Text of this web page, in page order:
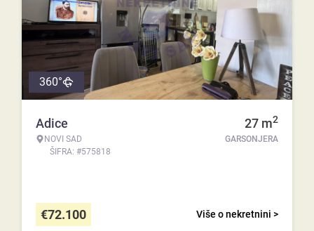
360°
Adice
NOVI SAD
ŠIFRA: #575818
27 m2
GARSONJERA
Više o nekretnini >
€72.100